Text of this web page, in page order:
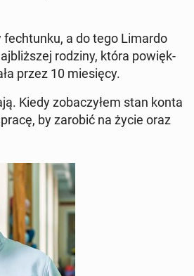
fech­tun­ku, a do tego Limardo
rodziny, która po­więk­
przez 10 mie­się­cy.
Kiedy zo­ba­czy­łem stan konta
by zarobić na życie oraz